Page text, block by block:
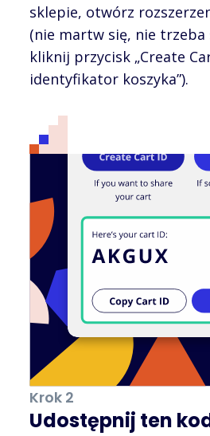
sklepie, otwórz
(nie martw się, nie trzeba
kliknij przycisk „Create
identyfikator koszyka”).
Krok 2
Udostępnij ten